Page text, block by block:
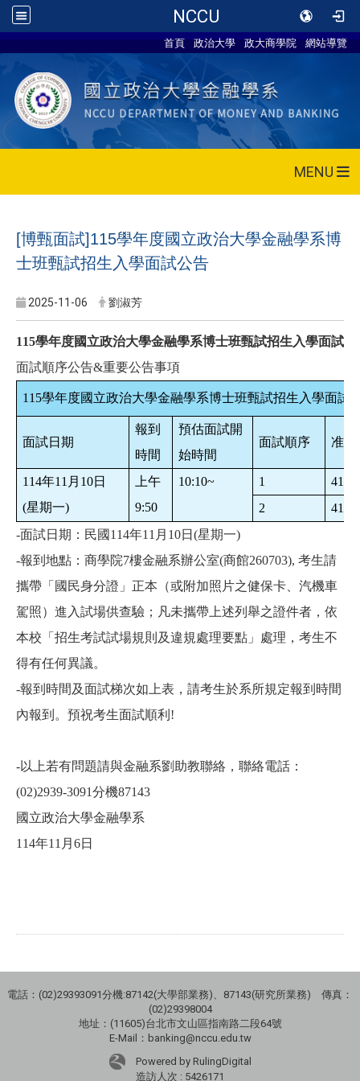
NCCU
首頁 政治大學 政大商學院 網站導覽
MENU
[博甄面試]115學年度國立政治大學金融學系博
士班甄試招生入學面試公告
2025-11-06 劉淑芳
115學年度國立政治大學金融學系博士班甄試招生入學面試
面試順序公告&重要公告事項
115學年度國立政治大學金融學系博士班甄試招生入學面試
面試日期
報到
時間
預估面試開
始時間
面試順序 准考
114年11月10日
(星期一)
上午
9:50
10:10~ 1
2
-面試日期：民國114年11月10日(星期一)
-報到地點：商學院7樓金融系辦公室(商館260703), 考生請
攜帶「國民身分證」正本（或附加照片之健保卡、汽機車
駕照）進入試場供查驗；凡未攜帶上述列舉之證件者，依
本校「招生考試試場規則及違規處理要點」處理，考生不
得有任何異議。
-報到時間及面試梯次如上表，請考生於系所規定報到時間
內報到。預祝考生面試順利!
-以上若有問題請與金融系劉助教聯絡，聯絡電話：
(02)2939-3091分機87143
國立政治大學金融學系
114年11月6日
電話：(02)29393091分機:87142(大學部業務)、87143(研究所業務) 傳真：
(02)29398004
地址：(11605)台北市文山區指南路二段64號
E-Mail：banking@nccu.edu.tw
Powered by RulingDigital
造訪人次 : 5426171